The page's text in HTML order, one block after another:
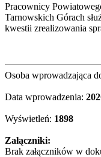
Pracownicy
Tarnowskich Górach
kwestii zrealizowania
Osoba wprowadzająca
Data wprowadzenia:
Wyświetleń: 1898
Załączniki:
Brak załączników w